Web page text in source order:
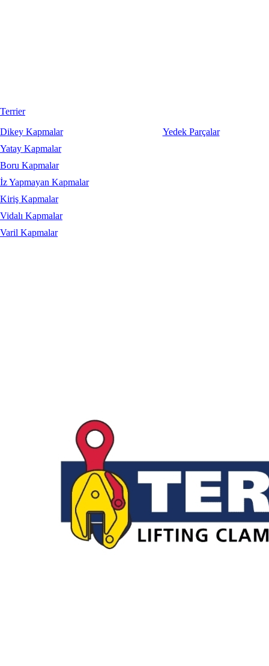
Terrier
Dikey Kapmalar
Yatay Kapmalar
Boru Kapmalar
İz Yapmayan Kapmalar
Kiriş Kapmalar
Vidalı Kapmalar
Varil Kapmalar
Yedek Parçalar